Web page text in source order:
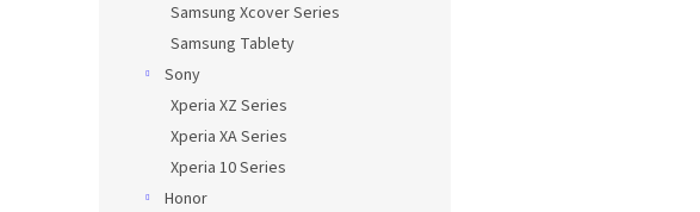
Samsung Xcover Series
Samsung Tablety
Sony
Xperia XZ Series
Xperia XA Series
Xperia 10 Series
Honor